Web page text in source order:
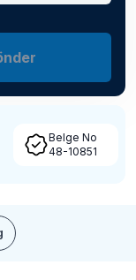
Belge No
48-10851